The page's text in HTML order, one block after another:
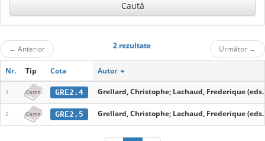
← Anterior 2 rezultate Următor →
Nr. Tip Cota Autor
1 Carte GRE2.4 Grellard, Christophe; Lachaud, Frederique
2 Carte GRE2.5 Grellard, Christophe; Lachaud, Frederique